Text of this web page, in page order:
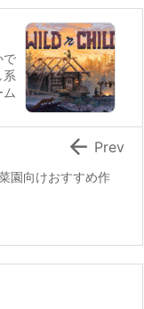
で
系
園向けおすすめ作
 Prev